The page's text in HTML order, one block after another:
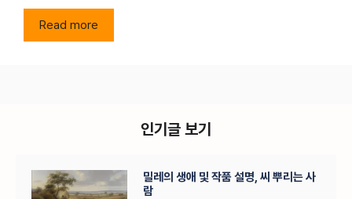
Read more
인기글 보기
밀레의 생애 및 작품 설명, 씨 뿌리는 사
람